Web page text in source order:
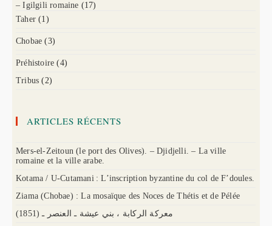
– Igilgili romaine (17)
Taher (1)
Chobae (3)
Préhistoire (4)
Tribus (2)
ARTICLES RÉCENTS
Mers-el-Zeitoun (le port des Olives). – Djidjelli. – La ville
romaine et la ville arabe.
Kotama / U-Cutamani : L’inscription byzantine du col de F’doules.
Ziama (Chobae) : La mosaïque des Noces de Thétis et de Pélée
(1851) معركة الركابة ، بني عيشة ـ العنصر ـ